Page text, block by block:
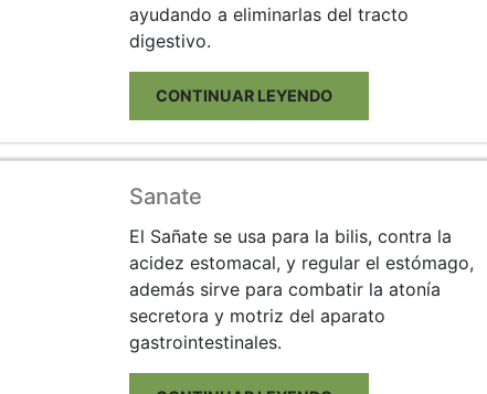
ayudando a eliminarlas del tracto
digestivo.
CONTINUAR LEYENDO
Sanate
El Sañate se usa para la bilis, contra la
acidez estomacal, y regular el estómago,
además sirve para combatir la atonía
secretora y motriz del aparato
gastrointestinales.